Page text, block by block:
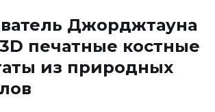
Джорджтауна
печатные костные
из природных